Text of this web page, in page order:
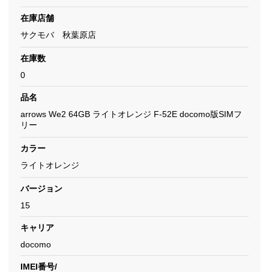
在庫店舗
サクモバ 秋葉原店
在庫数
0
品名
arrows We2 64GB ライトオレンジ F-52E docomo版SIMフ
リー
カラー
ライトオレンジ
バージョン
15
キャリア
docomo
IMEI番号/